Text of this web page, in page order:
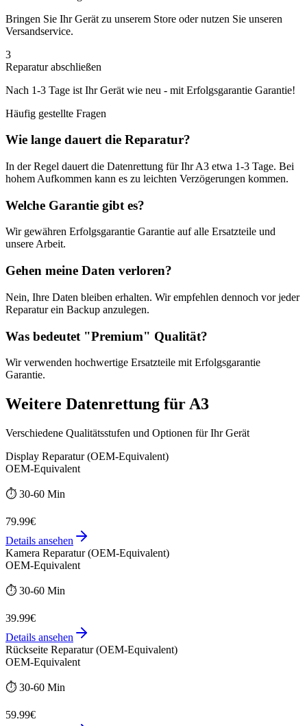
Bringen Sie Ihr Gerät zu unserem Store oder nutzen Sie unseren
Versandservice.
3
Reparatur abschließen
Nach 1-3 Tage ist Ihr Gerät wie neu - mit Erfolgsgarantie Garantie!
Häufig gestellte Fragen
Wie lange dauert die Reparatur?
In der Regel dauert die Datenrettung für IhrA3 etwa 1-3 Tage. Bei
hohem Aufkommen kann es zu leichten Verzögerungen kommen.
Welche Garantie gibt es?
Wir gewähren Erfolgsgarantie Garantie auf alle Ersatzteile und
unsere Arbeit.
Gehen meine Daten verloren?
Nein, Ihre Daten bleiben erhalten. Wir empfehlen dennoch vor jeder
Reparatur ein Backup anzulegen.
Was bedeutet "Premium" Qualität?
Wir verwenden hochwertige Ersatzteile mit Erfolgsgarantie
Garantie.
Weitere Datenrettung für A3
Verschiedene Qualitätsstufen und Optionen für Ihr Gerät
Display Reparatur (OEM-Equivalent)
OEM-Equivalent
⏱️ 30-60 Min
79.99€
Details ansehen
Kamera Reparatur (OEM-Equivalent)
OEM-Equivalent
⏱️ 30-60 Min
39.99€
Details ansehen
Rückseite Reparatur (OEM-Equivalent)
OEM-Equivalent
⏱️ 30-60 Min
59.99€